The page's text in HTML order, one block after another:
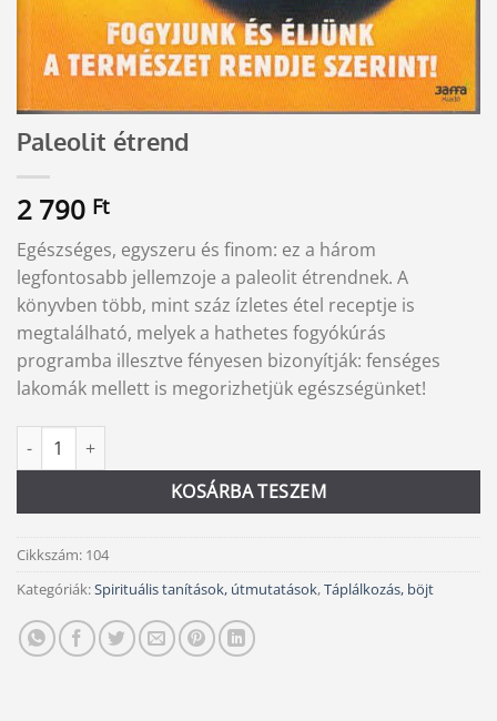
Paleolit étrend
2 790 Ft
Egészséges, egyszeru és finom: ez a három
legfontosabb jellemzoje a paleolit étrendnek. A
könyvben több, mint száz ízletes étel receptje is
megtalálható, melyek a hathetes fogyókúrás
programba illesztve fényesen bizonyítják: fenséges
lakomák mellett is megorizhetjük egészségünket!
Paleolit étrend mennyiség
KOSÁRBA TESZEM
Alternative:
Cikkszám: 104
Kategóriák:Spirituális tanítások, útmutatások,Táplálkozás, böjt